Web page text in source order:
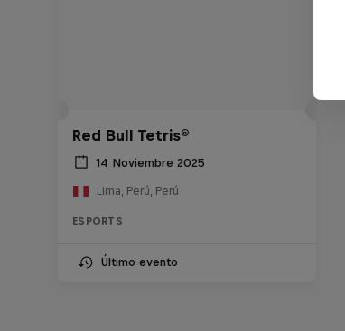
Red Bull Tetris®
14 Noviembre 2025
Lima, Perú, Perú
ESPORTS
Último evento